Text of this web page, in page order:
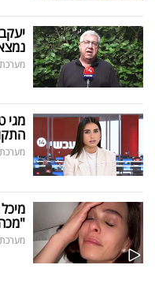
מערכת ice
מערכת ice
מערכת ice